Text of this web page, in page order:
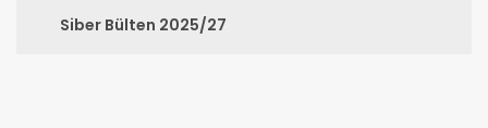
Siber Bülten 2025/27